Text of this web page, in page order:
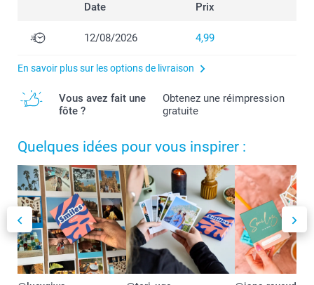
Date Prix
12/08/2026 4,99
En savoir plus sur les options de livraison
Vous avez fait une
fôte ?
Obtenez une réimpression
gratuite
Quelques idées pour vous inspirer :